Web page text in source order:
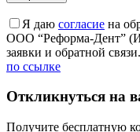
Я даю согласие на
ООО “Реформа-Дент”
заявки и обратной
по ссылке
Откликнуться на
Получите бесплатную